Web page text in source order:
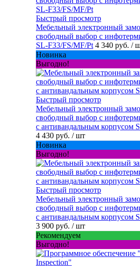
Быстрый просмотр
Мебельный электронный
свободный выбор с
SL-F33/FS/MF/Pt 4 340 руб. /
Новинка
Выгодно!
Быстрый просмотр
Мебельный электронный
свободный выбор с
с антивандальным корпусом
4 430 руб. / шт
Новинка
Выгодно!
Быстрый просмотр
Мебельный электронный
свободный выбор с
с антивандальным корпусом
3 900 руб. / шт
Рекомендуем
Выгодно!